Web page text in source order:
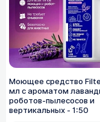
Моющее средство
мл с ароматом
роботов-пылесосов и
вертикальных - 1:50